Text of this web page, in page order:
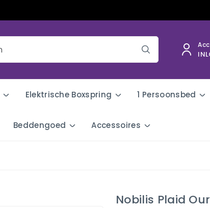
Elektrische Boxspring 1 Persoonsbed
Beddengoed Accessoires
Nobilis Plaid